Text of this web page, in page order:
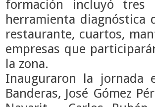
formación incluyó
herramienta diagnóstica
restaurante, cuartos,
empresas que
la zona.
Inauguraron la jornada
Banderas, José Gómez